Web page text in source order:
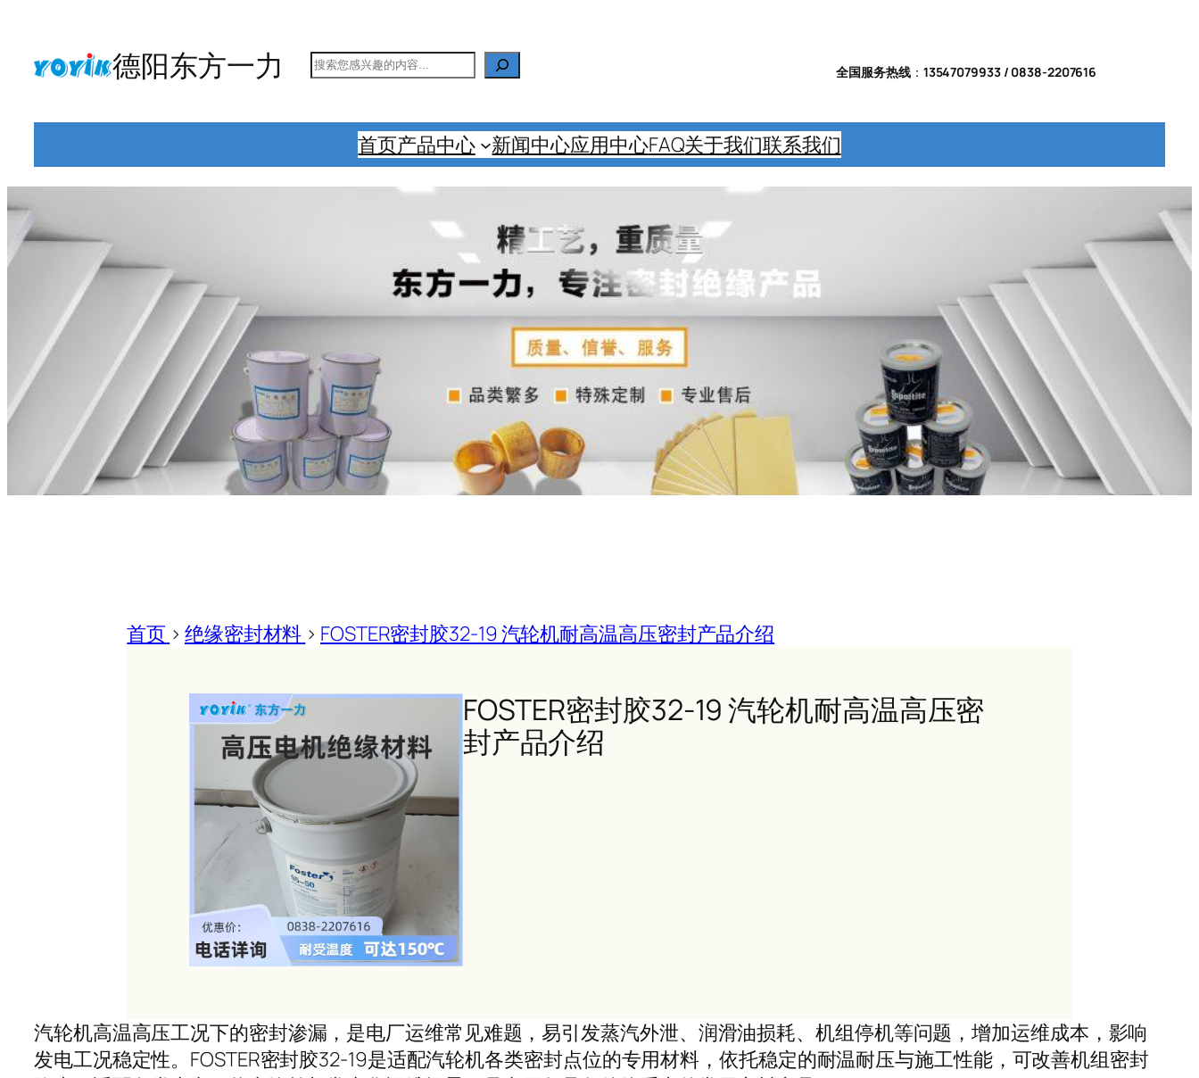
德阳东方一力
搜
全国服务热线： 13547079933 / 0838-2207616
首页产品中心 新闻中心应用中心FAQ关于我们联系我们
首页 > 绝缘密封材料 > FOSTER密封胶32-19 汽轮机耐高温高压密封产品介绍
FOSTER密封胶32-19 汽轮机耐高温高压密
封产品介绍
汽轮机高温高压工况下的密封渗漏，是电厂运维常见难题，易引发蒸汽外泄、润滑油损耗、机组停机等问题，增加运维成本，影响
发电工况稳定性。FOSTER密封胶32-19是适配汽轮机各类密封点位的专用材料，依托稳定的耐温耐压与施工性能，可改善机组密封